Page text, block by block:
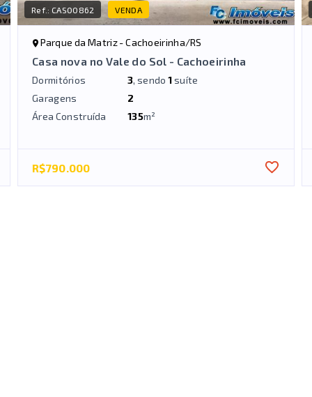
Ref.: CAS00862 VENDA
Parque da Matriz - Cachoeirinha/RS
Casa nova no Vale do Sol - Cachoeirinha
Dormitórios 3, sendo1suíte
Garagens
2
Área Construída
135m²
R$790.000